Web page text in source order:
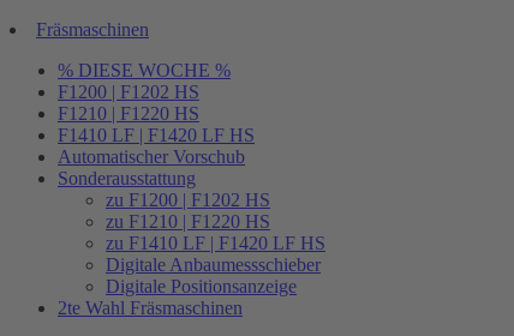
Fräsmaschinen
% DIESE WOCHE %
F1200 | F1202 HS
F1210 | F1220 HS
F1410 LF | F1420 LF HS
Automatischer Vorschub
Sonderausstattung
zu F1200 | F1202 HS
zu F1210 | F1220 HS
zu F1410 LF | F1420 LF HS
Digitale Anbaumessschieber
Digitale Positionsanzeige
2te Wahl Fräsmaschinen